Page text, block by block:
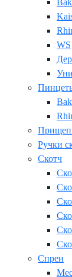
WS
Ручки
Скотч
Спреи